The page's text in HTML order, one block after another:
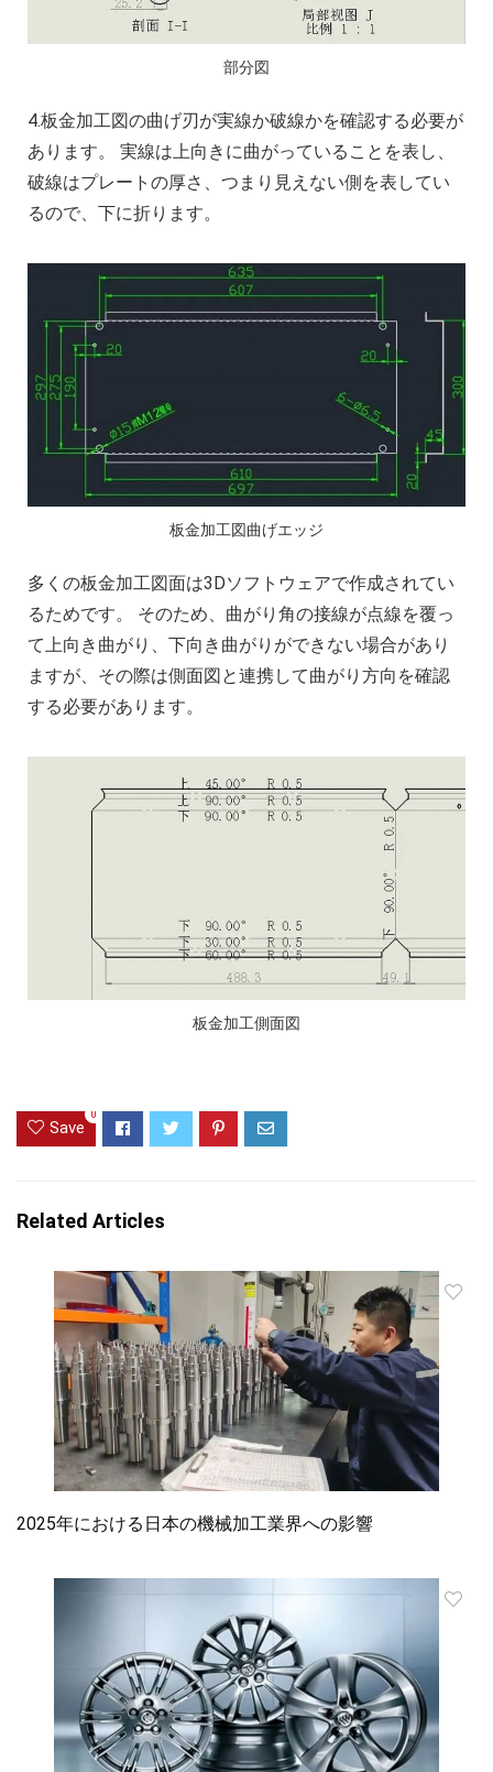
部分図
4.板金加工図の曲げ刃が実線か破線かを確認する必要が
あります。 実線は上向きに曲がっていることを表し、
破線はプレートの厚さ、つまり見えない側を表してい
るので、下に折ります。
板金加工図曲げエッジ
多くの板金加工図面は3Dソフトウェアで作成されてい
るためです。 そのため、曲がり角の接線が点線を覆っ
て上向き曲がり、下向き曲がりができない場合があり
ますが、その際は側面図と連携して曲がり方向を確認
する必要があります。
板金加工側面図
Save
0
Related Articles
2025年における日本の機械加工業界への影響